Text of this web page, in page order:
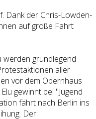
Dank der Chris-Lowden-
auf große Fahrt
werden grundlegend
aller
vor dem Opernhaus
gewinnt bei "Jugend
fährt nach Berlin ins
Der